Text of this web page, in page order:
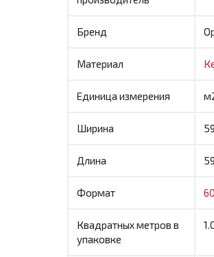
Бренд
Материал
Единица измерения
Ширина
Длина
Формат
Квадратных метров в
упаковке